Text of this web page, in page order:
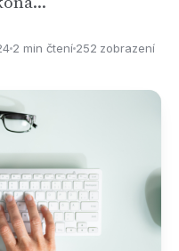
2 min čtení252 zobrazení